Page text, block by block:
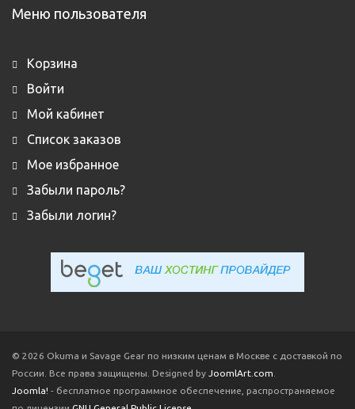
Меню пользователя
Корзина
Войти
Мой кабинет
Список заказов
Мое избранное
Забыли пароль?
Забыли логин?
© 2026 Okuma и Savage Gear по низким ценам в Москве с доставкой по
России. Все права защищены. Designed by JoomlArt.com
Joomla! - бесплатное программное обеспечение, распространяемое